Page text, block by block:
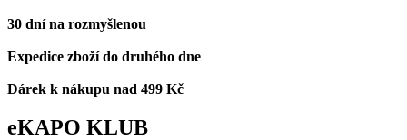
30 dní na rozmyšlenou
Expedice zboží do druhého dne
Dárek k nákupu nad 499 Kč
eKAPO KLUB